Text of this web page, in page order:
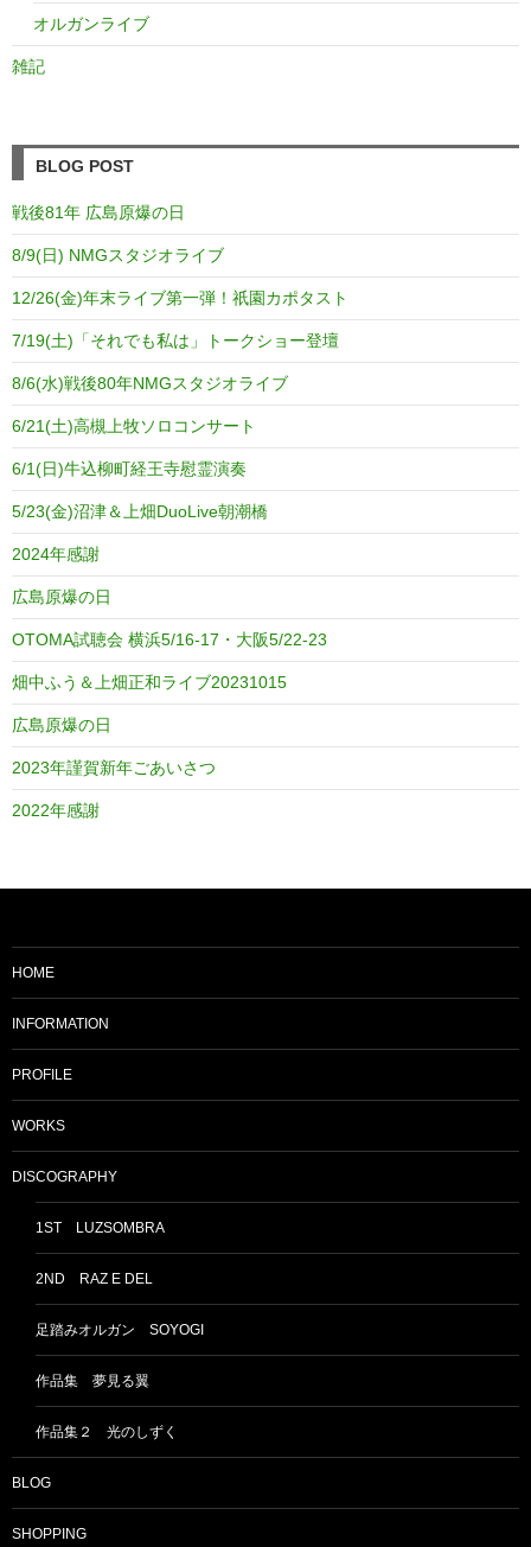
オルガンライブ
雑記
BLOG POST
戦後81年 広島原爆の日
8/9(日) NMGスタジオライブ
12/26(金)年末ライブ第一弾！祇園カポタスト
7/19(土)「それでも私は」トークショー登壇
8/6(水)戦後80年NMGスタジオライブ
6/21(土)高槻上牧ソロコンサート
6/1(日)牛込柳町経王寺慰霊演奏
5/23(金)沼津＆上畑DuoLive朝潮橋
2024年感謝
広島原爆の日
OTOMA試聴会 横浜5/16-17・大阪5/22-23
畑中ふう＆上畑正和ライブ20231015
広島原爆の日
2023年謹賀新年ごあいさつ
2022年感謝
HOME
INFORMATION
PROFILE
WORKS
DISCOGRAPHY
1ST LUZSOMBRA
2ND RAZ E DEL
足踏みオルガン SOYOGI
作品集 夢見る翼
作品集２ 光のしずく
BLOG
SHOPPING